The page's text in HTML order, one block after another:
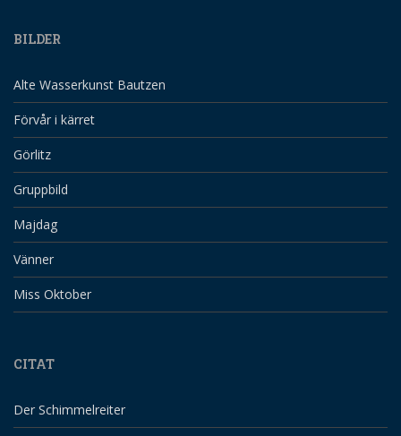
BILDER
Alte Wasserkunst Bautzen
Förvår i kärret
Görlitz
Gruppbild
Majdag
Vänner
Miss Oktober
CITAT
Der Schimmelreiter